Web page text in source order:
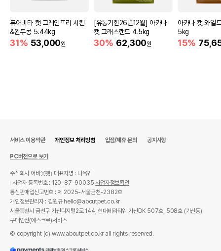
퓨어비타 캣 그레인프리 치킨
&완두콩 5.44kg
31% 53,000원
[유통기한26년12월] 아카나
캣 그래스랜드 4.5kg
30% 62,300원
아카나 캣 와일
5kg
15%
서비스 이용약관 개인정보 처리방침 입점/제휴 문의 공지사항
PC버전으로 보기
주식회사 어바웃펫
대표자명 : 나옥귀
사업자 등록번호 : 120-87-90035사업자정보확인
통신판매업신고번호 : 제 2025-서울금천-2382호
개인정보관리자 : 김원규 hello@aboutpet.co.kr
서울특별시 금천구 가산디지털2로 144, 현대테라타워 가산DK 507호, 508호 (가산동)
구매안전(에스크로)서비스
© copyright (c) www.aboutpet.co.kr all rights reserved.